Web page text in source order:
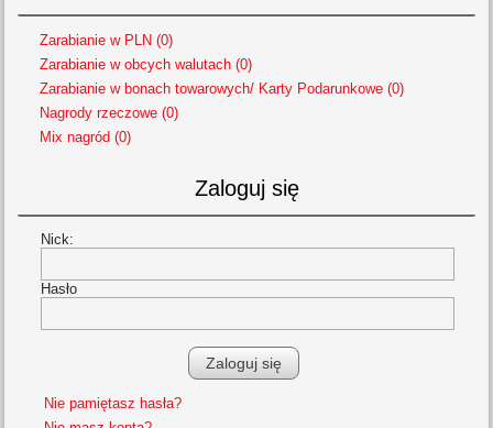
Zarabianie w PLN (0)
Zarabianie w obcych walutach (0)
Zarabianie w bonach towarowych/ Karty Podarunkowe (0)
Nagrody rzeczowe (0)
Mix nagród (0)
Zaloguj się
Nick:
Hasło
Nie pamiętasz hasła?